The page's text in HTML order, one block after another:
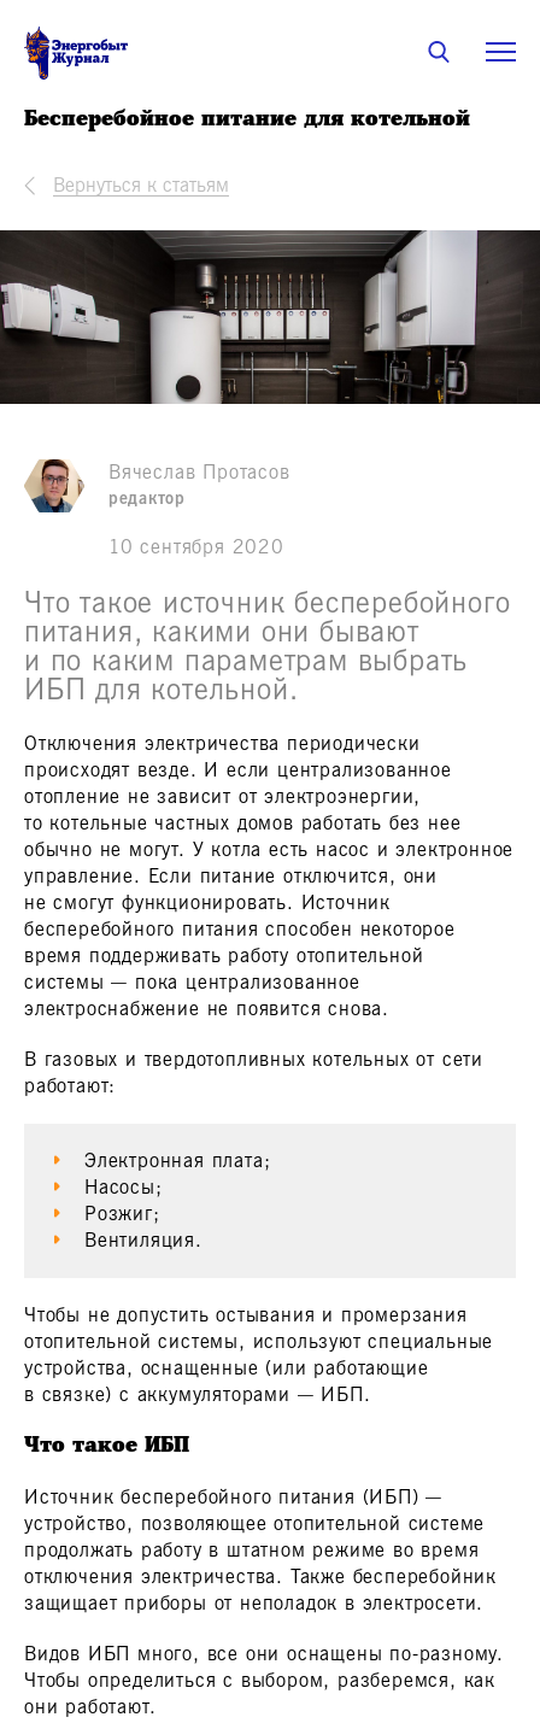
Бесперебойное питание для котельной
Вернуться к статьям
Вячеслав Протасов
редактор
10 сентября 2020
Что такое источник бесперебойного
питания, какими они бывают
и по каким параметрам выбрать
ИБП для котельной.
Отключения электричества периодически
происходят везде. И если централизованное
отопление не зависит от электроэнергии,
то котельные частных домов работать без нее
обычно не могут. У котла есть насос и электронное
управление. Если питание отключится, они
не смогут функционировать. Источник
бесперебойного питания способен некоторое
время поддерживать работу отопительной
системы — пока централизованное
электроснабжение не появится снова.
В газовых и твердотопливных котельных от сети
работают:
Электронная плата;
Насосы;
Розжиг;
Вентиляция.
Чтобы не допустить остывания и промерзания
отопительной системы, используют специальные
устройства, оснащенные (или работающие
в связке) с аккумуляторами — ИБП.
Что такое ИБП
Источник бесперебойного питания (ИБП) —
устройство, позволяющее отопительной системе
продолжать работу в штатном режиме во время
отключения электричества. Также бесперебойник
защищает приборы от неполадок в электросети.
Видов ИБП много, все они оснащены по-разному.
Чтобы определиться с выбором, разберемся, как
они работают.